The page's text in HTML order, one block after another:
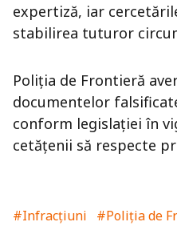
expertiză, iar
stabilirea tuturor
Poliția de Frontieră
documentelor
conform legislației în
cetățenii să respecte
#Infracțiuni
#Poliția de